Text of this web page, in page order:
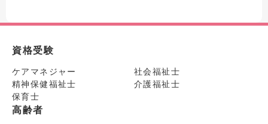
資格受験
ケアマネジャー
社会福祉士
精神保健福祉士
介護福祉士
保育士
高齢者